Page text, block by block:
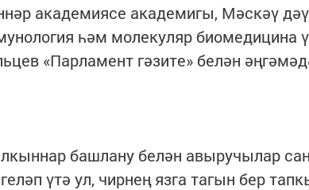
академиясе академигы, Мәскәү
һәм молекуляр биомедицина
«Парламент гәзите» белән
башлану белән авыручылар
үтә ул, чирнең язга тагын бер